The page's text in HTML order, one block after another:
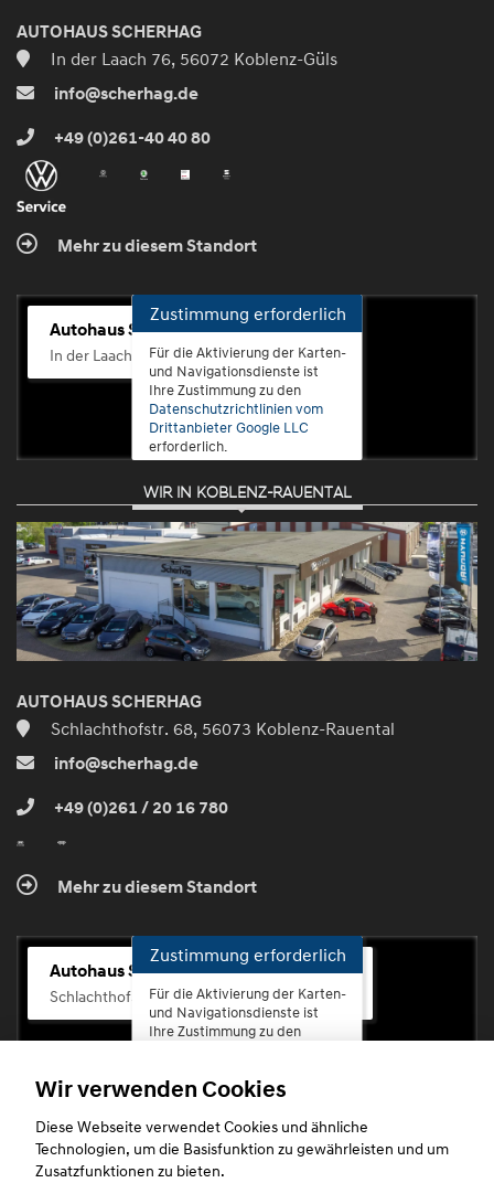
AUTOHAUS SCHERHAG
In der Laach 76, 56072 Koblenz-Güls
info@scherhag.de
+49 (0)261-40 40 80
Mehr zu diesem Standort
Autohaus Scherhag
In der Laach 76, 56072 Koblenz-Güls
Zustimmung erforderlich
Für die Aktivierung der Karten-
und Navigationsdienste ist
Ihre Zustimmung zu den
Datenschutzrichtlinien vom
Drittanbieter Google LLC
erforderlich.
Zustimmen
und
aktivieren
WIR IN KOBLENZ-RAUENTAL
AUTOHAUS SCHERHAG
Schlachthofstr. 68, 56073 Koblenz-Rauental
info@scherhag.de
+49 (0)261 / 20 16 780
Mehr zu diesem Standort
Autohaus Scherhag
Schlachthofstr. 68, 56073 Koblenz-Rauental
Zustimmung erforderlich
Für die Aktivierung der Karten-
und Navigationsdienste ist
Ihre Zustimmung zu den
erforderlich.
Zustimmen
Wir verwenden Cookies
Diese Webseite verwendet Cookies und ähnliche
Technologien, um die Basisfunktion zu gewährleisten und um
Zusatzfunktionen zu bieten.